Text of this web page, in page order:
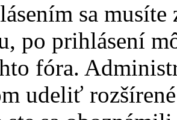
sa
po prihlásení
fóra.
udeliť